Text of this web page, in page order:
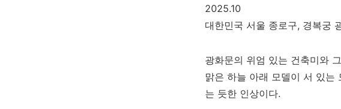
2025.10
대한민국 서울 종로구, 경복궁
광화문의 위엄 있는 건축미와
맑은 하늘 아래 모델이 서 있는
는 듯한 인상이다.